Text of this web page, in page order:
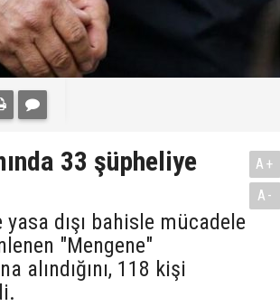
33 şüpheliye
dışı bahisle mücadele
"Mengene"
alındığını, 118 kişi
A+
A-